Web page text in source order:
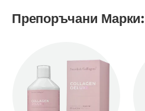
Препоръчани Марки: